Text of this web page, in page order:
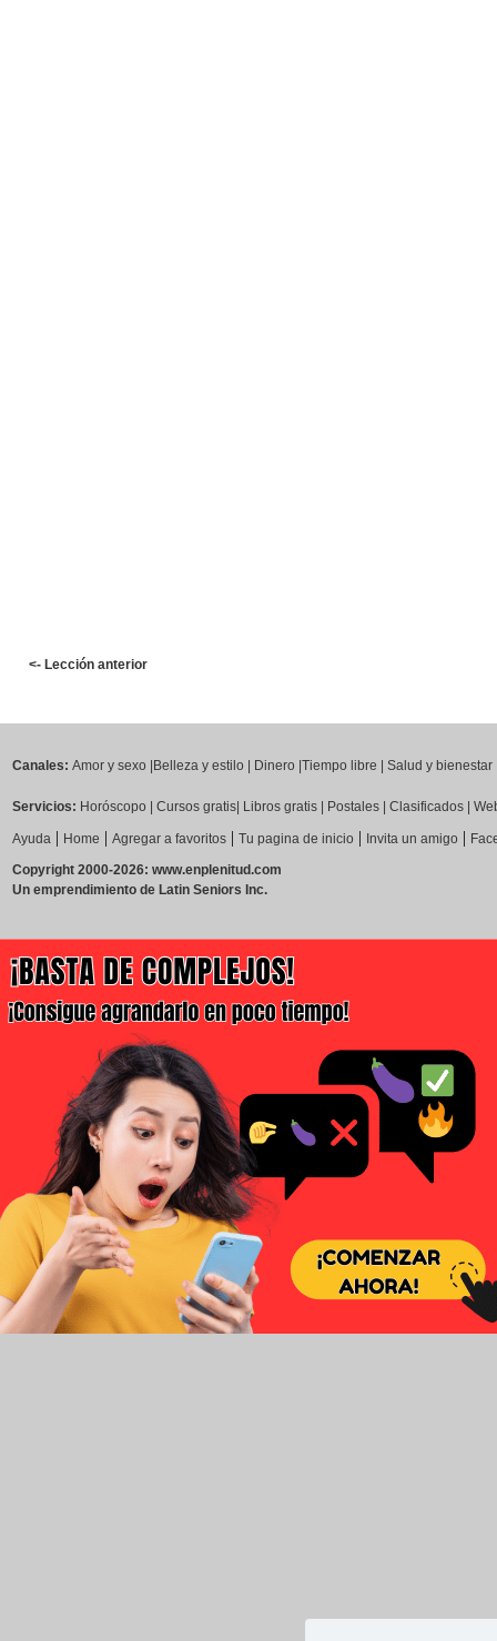
<- Lección anterior
Canales: Amor y sexo Belleza y estilo Dinero Tiempo libre Salud y bienestar
Servicios: Horóscopo Cursos gratis Libros gratis Postales Clasificados
Ayuda | Home | Agregar a favoritos | Tu pagina de inicio | Invita un amigo |
Copyright 2000-2026: www.enplenitud.com
Un emprendimiento de Latin Seniors Inc.